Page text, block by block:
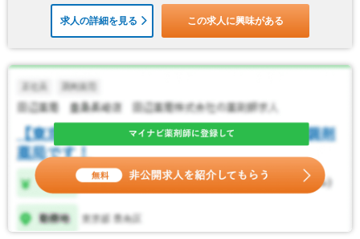
求人の詳細を見る この求人に興味がある